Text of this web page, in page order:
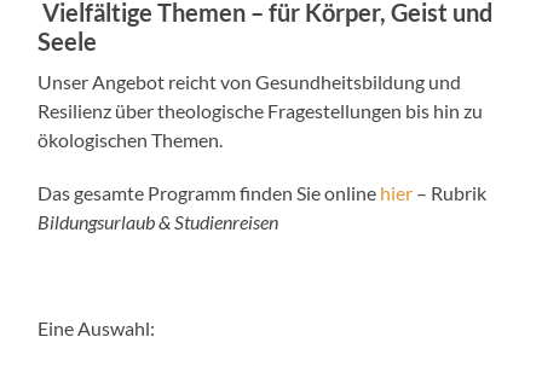
Vielfältige Themen – für Körper, Geist und
Seele
Unser Angebot reicht von Gesundheitsbildung und
Resilienz über theologische Fragestellungen bis hin zu
ökologischen Themen.
Das gesamte Programm finden Sie online hier – Rubrik
Bildungsurlaub & Studienreisen
Eine Auswahl: